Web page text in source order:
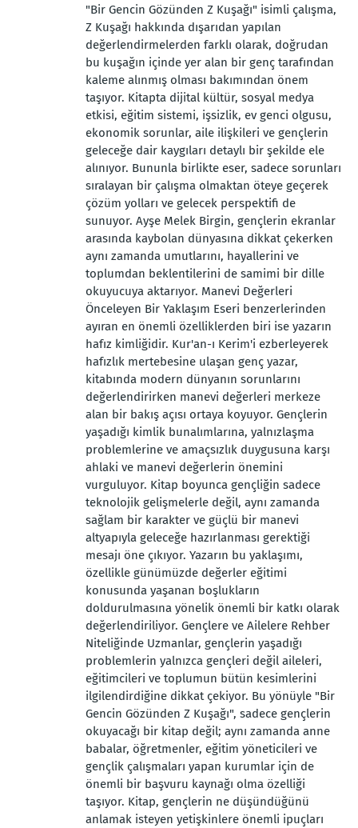
"Bir Gencin Gözünden Z Kuşağı" isimli çalışma,
Z Kuşağı hakkında dışarıdan yapılan
değerlendirmelerden farklı olarak, doğrudan
bu kuşağın içinde yer alan bir genç tarafından
kaleme alınmış olması bakımından önem
taşıyor. Kitapta dijital kültür, sosyal medya
etkisi, eğitim sistemi, işsizlik, ev genci olgusu,
ekonomik sorunlar, aile ilişkileri ve gençlerin
geleceğe dair kaygıları detaylı bir şekilde ele
alınıyor. Bununla birlikte eser, sadece sorunları
sıralayan bir çalışma olmaktan öteye geçerek
çözüm yolları ve gelecek perspektifi de
sunuyor. Ayşe Melek Birgin, gençlerin ekranlar
arasında kaybolan dünyasına dikkat çekerken
aynı zamanda umutlarını, hayallerini ve
toplumdan beklentilerini de samimi bir dille
okuyucuya aktarıyor. Manevi Değerleri
Önceleyen Bir Yaklaşım Eseri benzerlerinden
ayıran en önemli özelliklerden biri ise yazarın
hafız kimliğidir. Kur'an-ı Kerim'i ezberleyerek
hafızlık mertebesine ulaşan genç yazar,
kitabında modern dünyanın sorunlarını
değerlendirirken manevi değerleri merkeze
alan bir bakış açısı ortaya koyuyor. Gençlerin
yaşadığı kimlik bunalımlarına, yalnızlaşma
problemlerine ve amaçsızlık duygusuna karşı
ahlaki ve manevi değerlerin önemini
vurguluyor. Kitap boyunca gençliğin sadece
teknolojik gelişmelerle değil, aynı zamanda
sağlam bir karakter ve güçlü bir manevi
altyapıyla geleceğe hazırlanması gerektiği
mesajı öne çıkıyor. Yazarın bu yaklaşımı,
özellikle günümüzde değerler eğitimi
konusunda yaşanan boşlukların
doldurulmasına yönelik önemli bir katkı olarak
değerlendiriliyor. Gençlere ve Ailelere Rehber
Niteliğinde Uzmanlar, gençlerin yaşadığı
problemlerin yalnızca gençleri değil aileleri,
eğitimcileri ve toplumun bütün kesimlerini
ilgilendirdiğine dikkat çekiyor. Bu yönüyle "Bir
Gencin Gözünden Z Kuşağı", sadece gençlerin
okuyacağı bir kitap değil; aynı zamanda anne
babalar, öğretmenler, eğitim yöneticileri ve
gençlik çalışmaları yapan kurumlar için de
önemli bir başvuru kaynağı olma özelliği
taşıyor. Kitap, gençlerin ne düşündüğünü
anlamak isteyen yetişkinlere önemli ipuçları